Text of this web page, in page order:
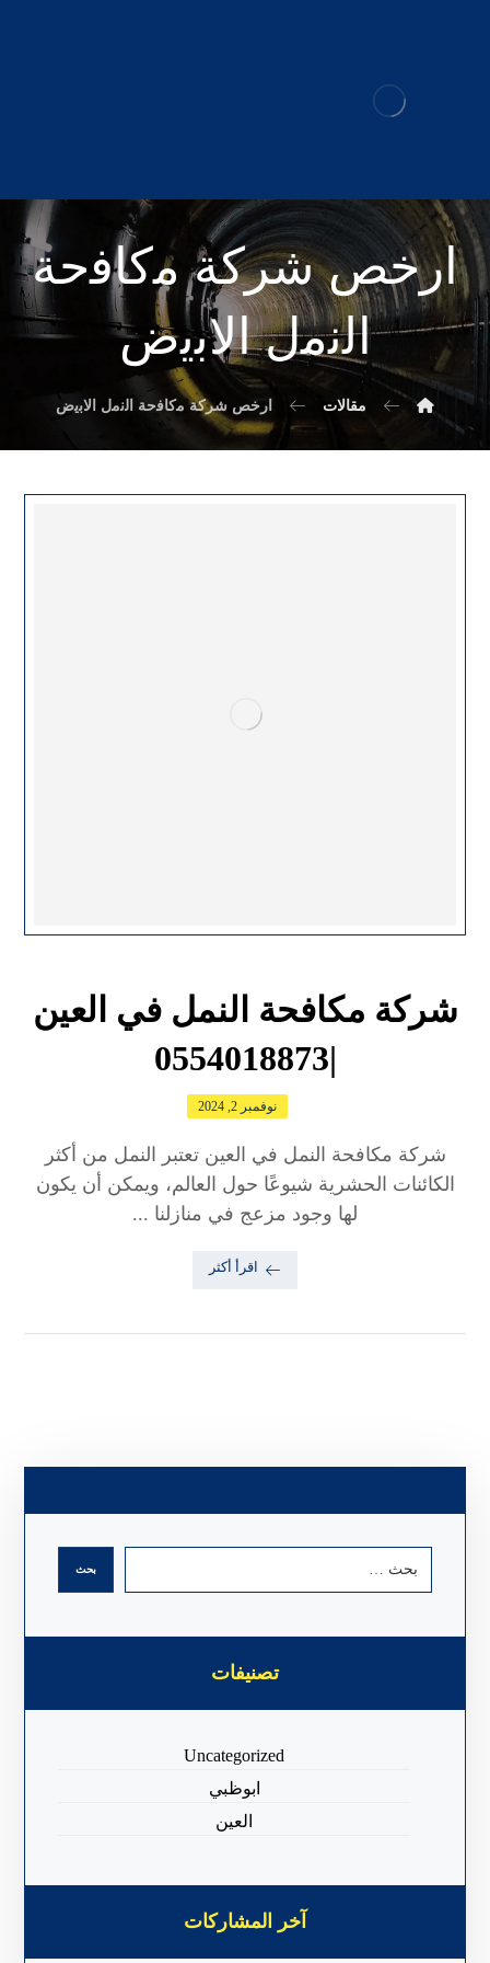
ارخص شركة ﻣﻛﺎﻓﺣﺔ
اﻟﻧﻣل اﻻﺑﻳض
مقالات ارخص شركة ﻣﻛﺎﻓﺣﺔ اﻟﻧﻣل اﻻﺑﻳض
شركة مكافحة النمل في العين
|0554018873
نوفمبر 2, 2024
شركة مكافحة النمل في العين تعتبر النمل من أكثر
الكائنات الحشرية شيوعًا حول العالم، ويمكن أن يكون
لها وجود مزعج في منازلنا ...
اقرأ أكثر
تصنيفات
Uncategorized
ابوظبي
العين
آخر المشاركات